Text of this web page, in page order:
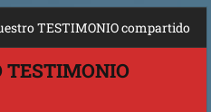
TESTIMONIO compartido
TESTIMONIO